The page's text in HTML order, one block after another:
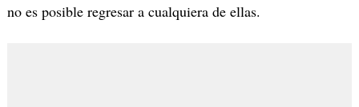
no es posible regresar a cualquiera de ellas.